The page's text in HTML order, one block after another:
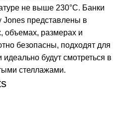
не выше 230°C. Банки
Jones представлены в
объемах, размерах и
безопасны, подходят для
будут смотреться в
стеллажами.